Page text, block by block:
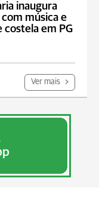
inaugura
música e
costela em PG
Ver mais